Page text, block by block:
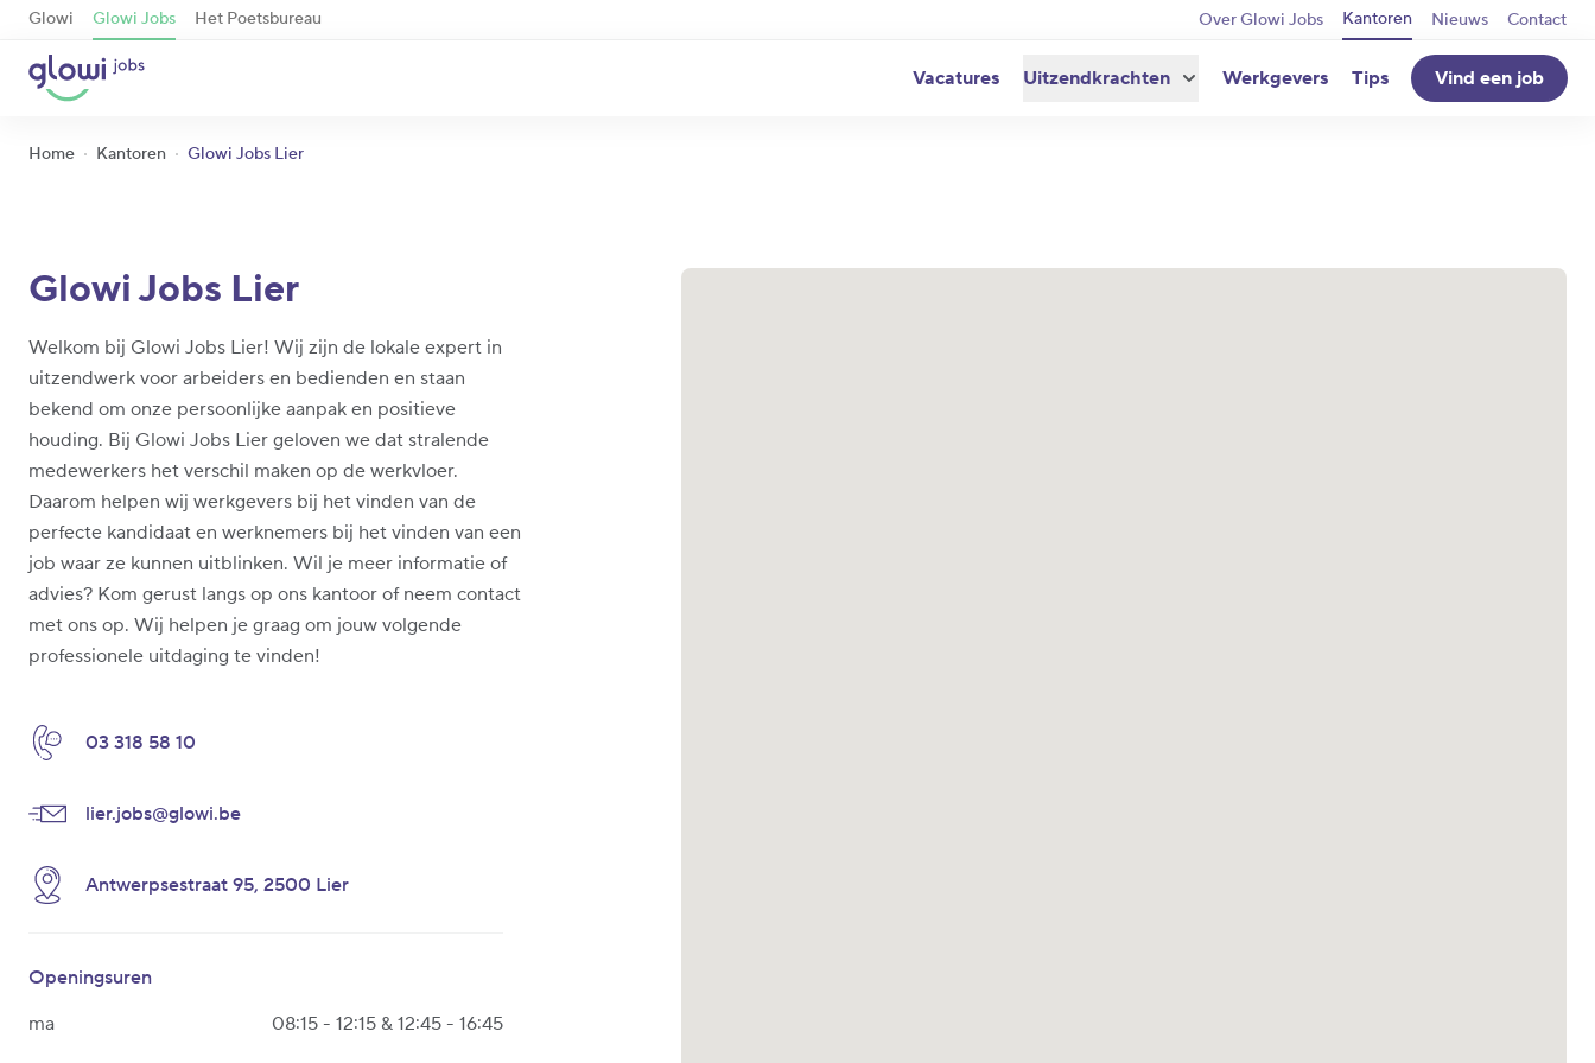
Glowi Glowi Jobs Het Poetsbureau Over Glowi Jobs Kantoren Nieuws Contact
Vacatures Uitzendkrachten Werkgevers Tips Vind een job
Home Kantoren Glowi Jobs Lier
Glowi Jobs Lier
Welkom bij Glowi Jobs Lier! Wij zijn de lokale expert in
uitzendwerk voor arbeiders en bedienden en staan
bekend om onze persoonlijke aanpak en positieve
houding. Bij Glowi Jobs Lier geloven we dat stralende
medewerkers het verschil maken op de werkvloer.
Daarom helpen wij werkgevers bij het vinden van de
perfecte kandidaat en werknemers bij het vinden van een
job waar ze kunnen uitblinken. Wil je meer informatie of
advies? Kom gerust langs op ons kantoor of neem contact
met ons op. Wij helpen je graag om jouw volgende
professionele uitdaging te vinden!
03 318 58 10
lier.jobs@glowi.be
Antwerpsestraat 95, 2500 Lier
Openingsuren
ma
08:15 - 12:15 & 12:45 - 16:45